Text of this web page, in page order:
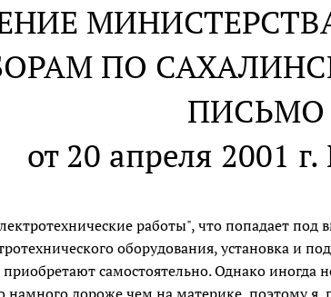
ПО
ПИСЬМО
от 20 апреля 2001
работы", что попадает
оборудования, установка и
самостоятельно. Однако иногда
дороже чем на материке, поэтому я,